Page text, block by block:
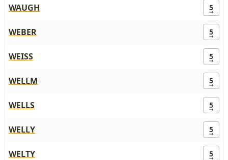
WAUGH 5
WEBER 5
WEISS 5
WELLM 5
WELLS 5
WELLY 5
WELTY 5